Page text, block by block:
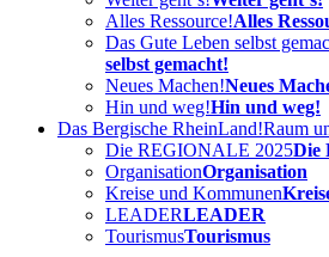
Alles Ressource!Alles
Das Gute Leben selbst
selbst gemacht!
Neues Machen!Neues
Hin und weg!Hin und weg!
Das Bergische RheinLand!Raum
Die REGIONALE 2025Die
OrganisationOrganisation
Kreise und Kommunen
LEADERLEADER
TourismusTourismus